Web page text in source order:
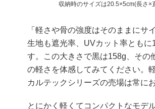
収納時のサイズは20.5×5cm(長さ
「軽さや骨の強度はそのままにサ
生地も遮光率、UVカット率とも
す。この大きさで黒は158g、その
の軽さを体感してみてください。
カルテックシリーズの売場は常に
とにかく軽くてコンパクトなモデ